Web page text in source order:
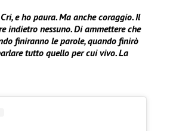
e ho paura. Ma anche coraggio. Il
indietro nessuno. Di ammettere che
finiranno le parole, quando finirò
tutto quello per cui vivo. La